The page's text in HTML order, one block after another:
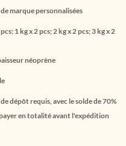
marque personnalisées
1 kg x 2 pcs; 2 kg x 2 pcs; 3 kg x 2
néoprène
dépôt requis, avec le solde de 70%
en totalité avant l'expédition